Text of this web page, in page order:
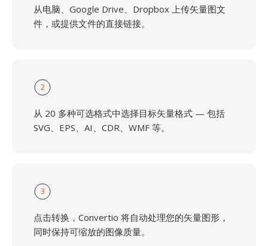
从电脑、Google Drive、Dropbox 上传矢量图文
件，或提供文件的直接链接。
2
从 20 多种可选格式中选择目标矢量格式 — 包括
SVG、EPS、AI、CDR、WMF 等。
3
点击转换，Convertio 将自动处理您的矢量图形，
同时保持可缩放的图像质量。